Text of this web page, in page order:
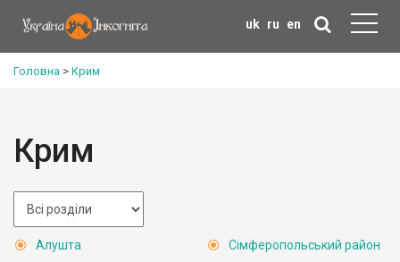
uk ru en
Головна > Крим
Крим
Алушта
Сімферопольський район